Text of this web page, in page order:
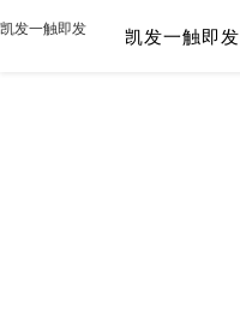
凯发一触即发 凯发一触即发